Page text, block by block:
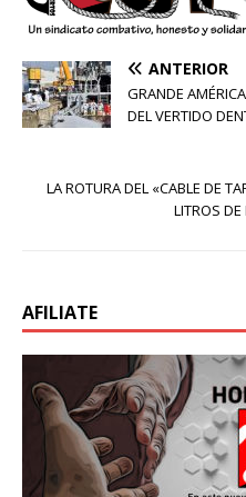
ANTERIOR
GRANDE
DEL VERTIDO
LA ROTURA DEL «CABLE DE
LITROS
AFILIATE